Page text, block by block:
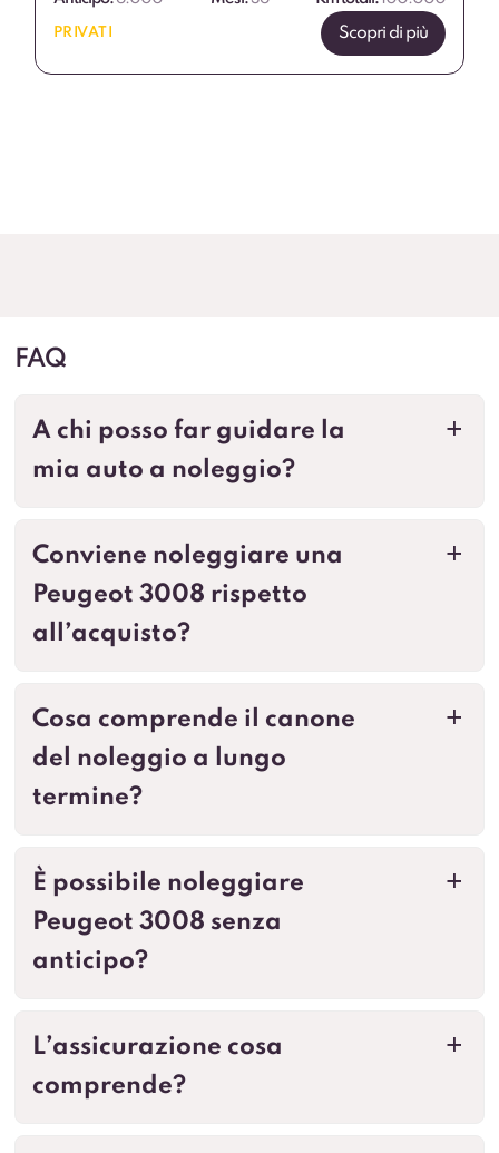
PRIVATI Scopri di più
FAQ
a
A chi posso far guidare la
mia auto a noleggio?
a
Conviene noleggiare una
Peugeot 3008 rispetto
all’acquisto?
a
Cosa comprende il canone
del noleggio a lungo
termine?
a
È possibile noleggiare
Peugeot 3008 senza
anticipo?
a
L’assicurazione cosa
comprende?